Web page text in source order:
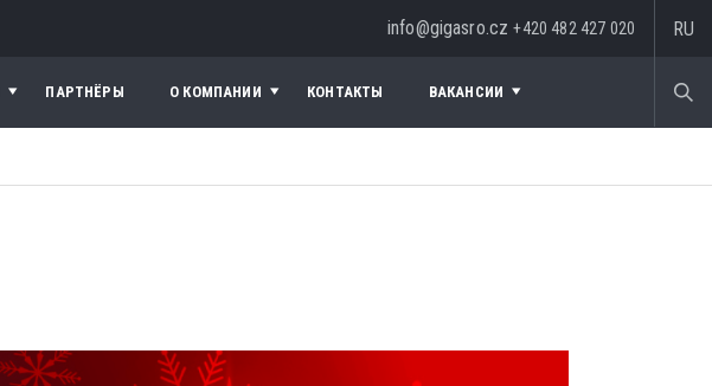
info@gigasro.cz+420 482 427 020 RU
ПАРТНЁРЫ О КОМПАНИИ КОНТАКТЫ ВАКАНСИИ